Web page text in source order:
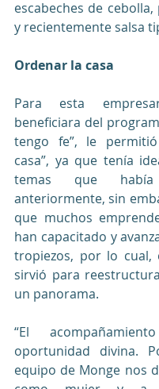
escabeches de
y recientemente salsa
Ordenar la casa
Para esta
beneficiara del
tengo fe”, le
casa”, ya que tenía
temas que había
anteriormente, sin
que muchos
han capacitado y
tropiezos, por lo cual,
sirvió para
un panorama.
“El
oportunidad divina.
equipo de Monge nos